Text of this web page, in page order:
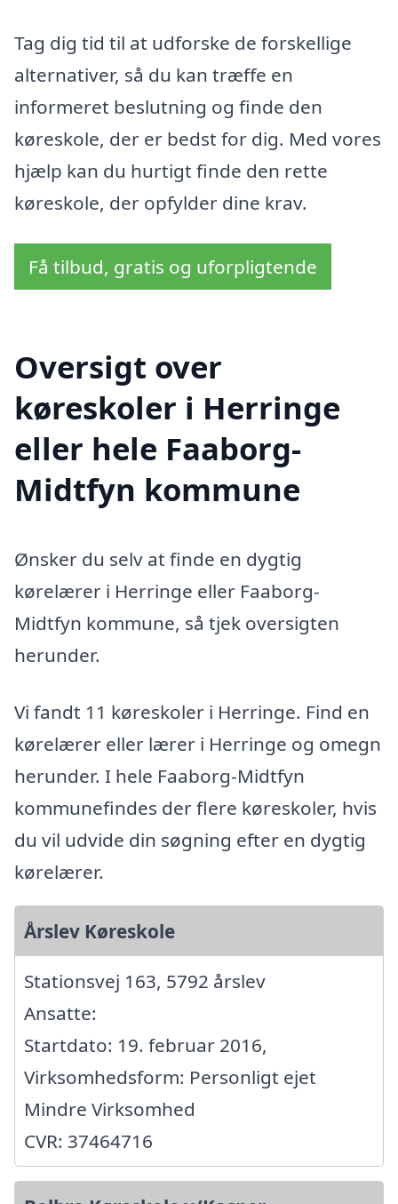
Tag dig tid til at udforske de forskellige
alternativer, så du kan træffe en
informeret beslutning og finde den
køreskole, der er bedst for dig. Med vores
hjælp kan du hurtigt finde den rette
køreskole, der opfylder dine krav.
Få tilbud, gratis og uforpligtende
Oversigt over
køreskoler i Herringe
eller hele Faaborg-
Midtfyn kommune
Ønsker du selv at finde en dygtig
kørelærer i Herringe eller Faaborg-
Midtfyn kommune, så tjek oversigten
herunder.
Vi fandt 11 køreskoler i Herringe. Find en
kørelærer eller lærer i Herringe og omegn
herunder. I hele Faaborg-Midtfyn
kommunefindes der flere køreskoler, hvis
du vil udvide din søgning efter en dygtig
kørelærer.
Årslev Køreskole
Stationsvej 163, 5792 årslev
Ansatte:
Startdato: 19. februar 2016,
Virksomhedsform: Personligt ejet
Mindre Virksomhed
CVR: 37464716